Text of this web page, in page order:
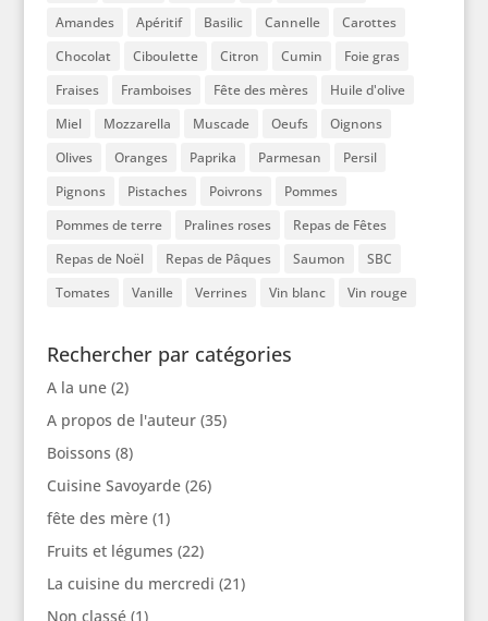
Amandes
Apéritif Basilic Cannelle
Carottes
Chocolat
Ciboulette Citron Cumin
Foie gras
Fraises
Framboises Fête des mères
Huile d'olive
Miel
Mozzarella Muscade Oeufs
Oignons
Olives
Oranges Paprika Parmesan
Persil
Pignons
Pistaches Poivrons
Pommes
Pommes de terre
Pralines roses
Repas de Fêtes
Repas de Noël
Repas de Pâques Saumon
SBC
Tomates
Vanille Verrines Vin blanc Vin rouge
Rechercher par catégories
A la une(2)
A propos de l'auteur(35)
Boissons (8)
Cuisine Savoyarde(26)
fête des mère(1)
Fruits et légumes (22)
La cuisine du mercredi (21)
Non classé(1)